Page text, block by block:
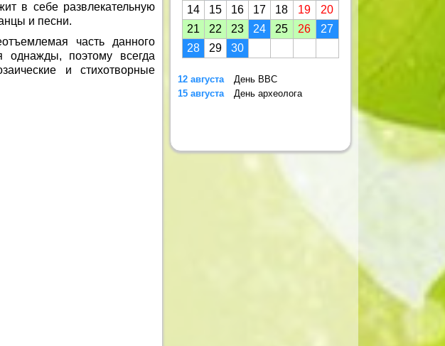
в себе развлекательную
и песни.
часть данного
однажды, поэтому всегда
и стихотворные
14
15 16 17 18 19
20
21
22 23 24 25 26
27
28
29 30
12 августа
День ВВС
15 августа
День археолога